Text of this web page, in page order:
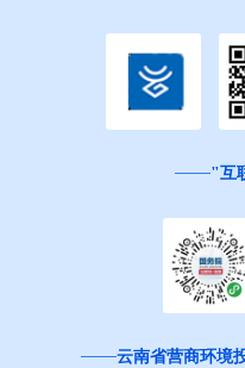
"互
云南省营商环境